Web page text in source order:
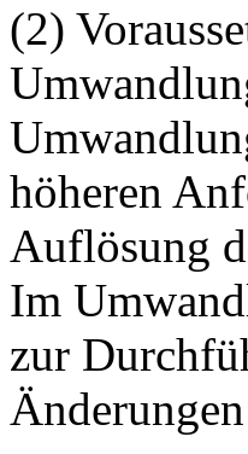
(2)
höheren
Auflösung
Im
zur